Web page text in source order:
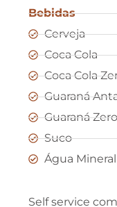
Bebidas
Cerveja
Coca Cola
Coca Cola
Guaraná
Guaraná Zero
Suco
Água Mineral
Self service